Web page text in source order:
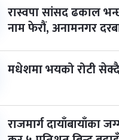
रास्वपा सांसद ढकाल
नाम फेरौं, अनामनगर
मधेशमा भयको रोटी
राजमार्ग दायाँबायाँका